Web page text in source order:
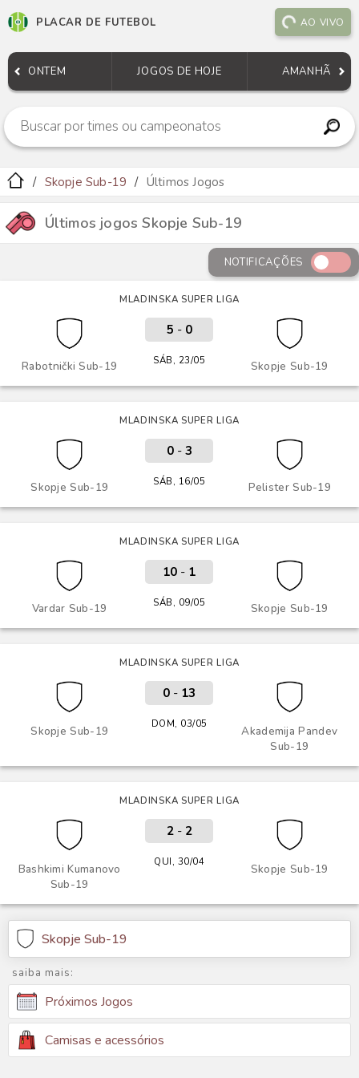
PLACAR DE FUTEBOL AO VIVO
ONTEM JOGOS DE HOJE AMANHÃ
Skopje Sub-19 Últimos Jogos
Últimos jogos Skopje Sub-19
NOTIFICAÇÕES
MLADINSKA SUPER LIGA
Rabotnički Sub-19 Skopje Sub-19
5 - 0
SÁB, 23/05
MLADINSKA SUPER LIGA
Skopje Sub-19 Pelister Sub-19
0- 3
SÁB, 16/05
MLADINSKA SUPER LIGA
Vardar Sub-19 Skopje Sub-19
10 - 1
SÁB, 09/05
MLADINSKA SUPER LIGA
Skopje Sub-19
Akademija Pandev
Sub-19
0 - 13
DOM, 03/05
MLADINSKA SUPER LIGA
Bashkimi Kumanovo
Sub-19
Skopje Sub-19
2- 2
QUI, 30/04
Skopje Sub-19
saiba mais:
Próximos Jogos
Camisas e acessórios